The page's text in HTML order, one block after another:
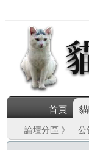
首頁
論壇分區 》 公